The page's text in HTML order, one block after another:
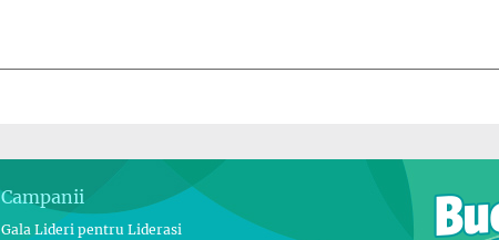
Campanii
Gala Lideri pentru Liderasi